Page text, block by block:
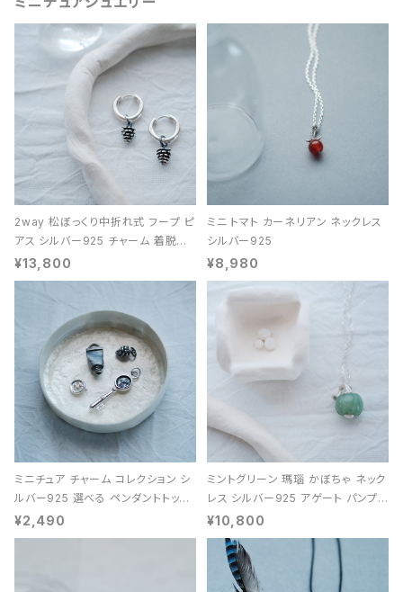
2way 松ぼっくり中折れ式 フープ ピ
アス シルバー925 チャーム 着脱可
能 レディース ユニセックス
¥13,800
ミニ トマト カーネリアン ネックレス
シルバー925
¥8,980
ミニチュア チャーム コレクション シ
ルバー925 選べる ペンダントトップ
レディース ユニセックス
¥2,490
ミントグリーン 瑪瑙 かぼちゃ ネック
レス シルバー925 アゲート パンプキ
ン 天然石 レディース
¥10,800